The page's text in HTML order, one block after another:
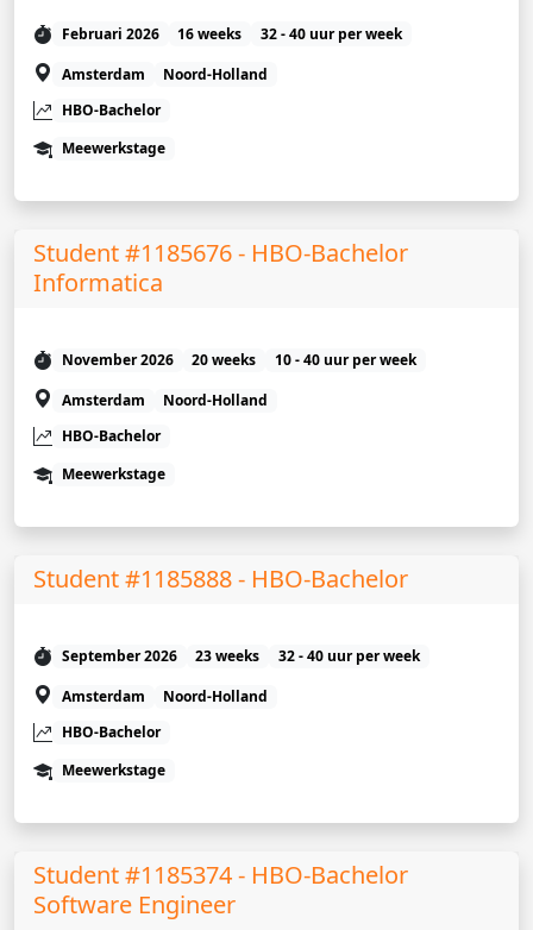
Februari 2026 16 weeks
32 - 40 uur per week
Amsterdam
Noord-Holland
HBO-Bachelor
Meewerkstage
Student #1185676 - HBO-Bachelor
Informatica
November 2026 20 weeks
10 - 40 uur per week
Amsterdam
Noord-Holland
HBO-Bachelor
Meewerkstage
Student #1185888 - HBO-Bachelor
September 2026 23 weeks
32 - 40 uur per week
Amsterdam
Noord-Holland
HBO-Bachelor
Meewerkstage
Student #1185374 - HBO-Bachelor
Software Engineer